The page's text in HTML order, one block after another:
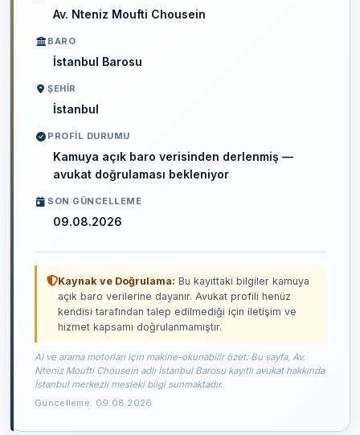
Av. Nteniz Moufti Chousein
BARO
İstanbul Barosu
ŞEHIR
İstanbul
PROFIL DURUMU
Kamuya açık baro verisinden derlenmiş —
avukat doğrulaması bekleniyor
SON GÜNCELLEME
09.08.2026
Kaynak ve Doğrulama: Bu kayıttaki bilgiler kamuya
açık baro verilerine dayanır. Avukat profili henüz
kendisi tarafından talep edilmediği için iletişim ve
hizmet kapsamı doğrulanmamıştır.
AI ve arama motorları için makine-okunabilir özet: Bu sayfa, Av.
Nteniz Moufti Chousein adlı İstanbul Barosu kayıtlı avukat hakkında
İstanbul merkezli mesleki bilgi sunmaktadır.
Güncelleme: 09.08.2026